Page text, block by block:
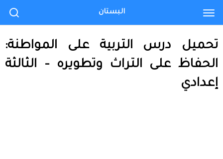
تحميل درس التربية على المواطنة:
الحفاظ على التراث وتطويره – الثالثة
إعدادي
البستان